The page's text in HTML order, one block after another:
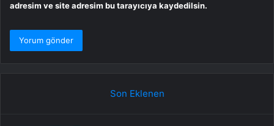
adresim ve site adresim bu tarayıcıya kaydedilsin.
Son Eklenen